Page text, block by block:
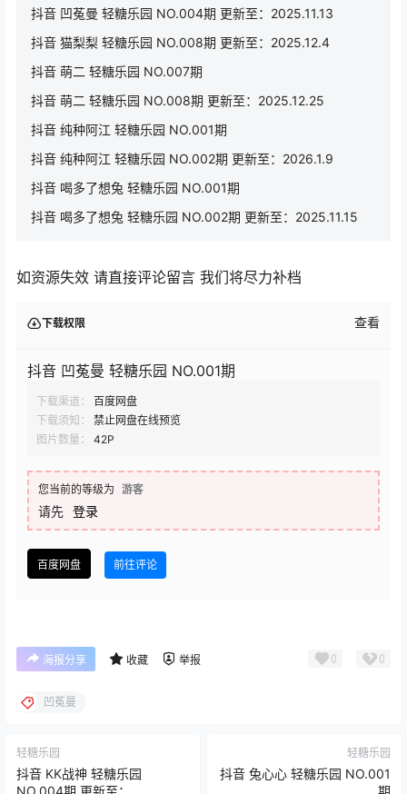
抖音 凹菟曼 轻糖乐园 NO.004期 更新至：2025.11.13
抖音 猫梨梨 轻糖乐园 NO.008期 更新至：2025.12.4
抖音 萌二 轻糖乐园 NO.007期
抖音 萌二 轻糖乐园 NO.008期 更新至：2025.12.25
抖音 纯种阿江 轻糖乐园 NO.001期
抖音 纯种阿江 轻糖乐园 NO.002期 更新至：2026.1.9
抖音 喝多了想兔 轻糖乐园 NO.001期
抖音 喝多了想兔 轻糖乐园 NO.002期 更新至：2025.11.15
如资源失效 请直接评论留言 我们将尽力补档
下载权限 查看
抖音 凹菟曼 轻糖乐园 NO.001期
下载渠道：
百度网盘
下载须知：
禁止网盘在线预览
图片数量：
42P
您当前的等级为 游客
请先 登录
百度网盘 前往评论
海报分享 收藏 举报 0 0
凹菟曼
轻糖乐园
抖音 KK战神 轻糖乐园
NO.004期 更新至：
轻糖乐园
抖音 兔心心 轻糖乐园 NO.001
期